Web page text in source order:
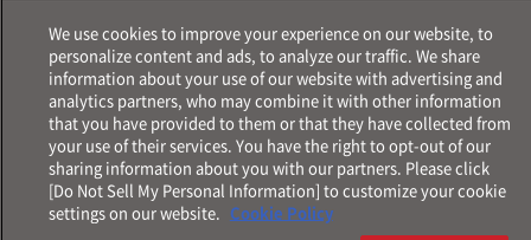
We use cookies to improve your experience on our website, to
personalize content and ads, to analyze our traffic. We share
information about your use of our website with advertising and
analytics partners, who may combine it with other information
that you have provided to them or that they have collected from
your use of their services. You have the right to opt-out of our
sharing information about you with our partners. Please click
[Do Not Sell My Personal Information] to customize your cookie
settings on our website. Cookie Policy